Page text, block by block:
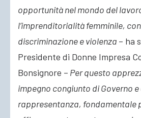
opportunità nel mondo del
l’imprenditorialità femminile,
discriminazione e violenza – ha
Presidente di Donne Impresa
Bonsignore – Per questo
impegno congiunto di Governo
rappresentanza, fondamentale